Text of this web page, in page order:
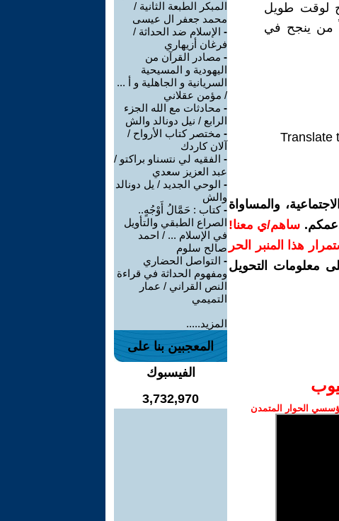
لوقت طويل
من ينجح في
Translate
والمساواة
ساهم/ي معنا!
هذا المنبر الحر
معلومات التحويل
الحوار المتمدن
المبكر الطبعة الثانية /
محمد جعفر ال عيسى
- الإسلام ضد الحداثة /
فرغان أزيهاري
- مصادر القرآن من
اليهودية و المسيحية
السريانية و الجاهلية و أ ...
/ مؤمن عقلاني
- محادثات مع الله الجزء
الرابع / نيل دونالد والش
- مختصر كتاب الأرواح /
آلان كاردك
- الفقيه لي نتسناو براكتو /
عبد العزيز سعدي
- الوحي الجديد / يل دونالد
والش
-كتاب : حَمَّالُ أَوْجُهٍ..
الصراع الطبقي والتأويل
في الإسلام ... / احمد
صالح سلوم
- التواصل الحضاري
ومفهوم الحداثة في قراءة
النص القراني / عمار
التميمي
المزيد.....
المعجبين بنا على
الفيسبوك
3,732,970